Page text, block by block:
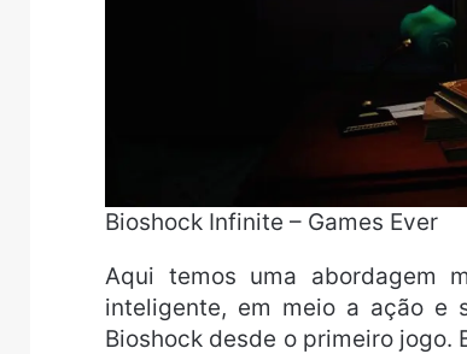
Bioshock Infinite – Games Ever
Aqui temos uma abordagem
inteligente, em meio a ação e
Bioshock desde o primeiro